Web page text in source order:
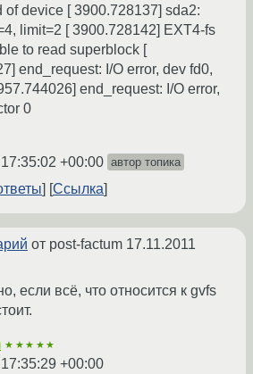
of device [ 3900.728137] sda2:
limit=2 [ 3900.728142] EXT4-fs
to read superblock [
end_request: I/O error, dev fd0,
end_request: I/O error,
0
+00:00 автор топика
Ссылка
от post-factum 17.11.2011
если всё, что относится к gvfs
★★★★★
+00:00